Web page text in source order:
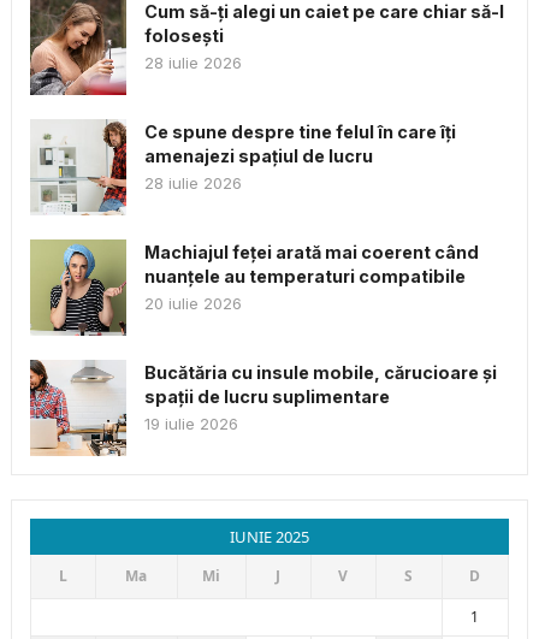
Cum să-ți alegi un caiet pe care chiar să-l
folosești
28 iulie 2026
Ce spune despre tine felul în care îți
amenajezi spațiul de lucru
28 iulie 2026
Machiajul feței arată mai coerent când
nuanțele au temperaturi compatibile
20 iulie 2026
Bucătăria cu insule mobile, cărucioare și
spații de lucru suplimentare
19 iulie 2026
IUNIE 2025
L Ma Mi J V S
D
1